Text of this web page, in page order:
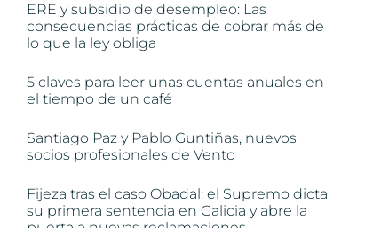
ERE y subsidio de desempleo: Las
consecuencias prácticas de cobrar más de
lo que la ley obliga
5 claves para leer unas cuentas anuales en
el tiempo de un café
Santiago Paz y Pablo Guntiñas, nuevos
socios profesionales de Vento
Fijeza tras el caso Obadal: el Supremo dicta
su primera sentencia en Galicia y abre la